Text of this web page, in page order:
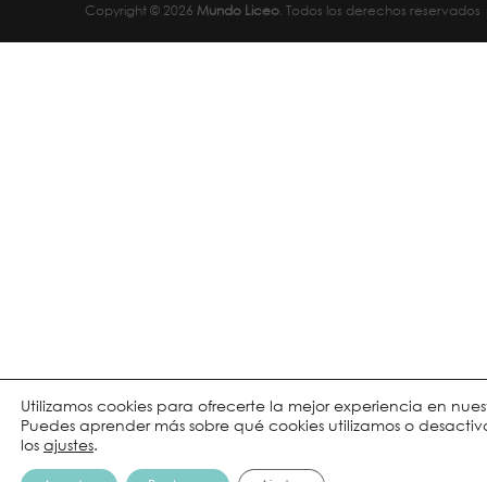
Copyright © 2026 Mundo Liceo . Todos los derechos reservados
Utilizamos cookies para ofrecerte la mejor experiencia en
Puedes aprender más sobre qué cookies utilizamos o
los ajustes.